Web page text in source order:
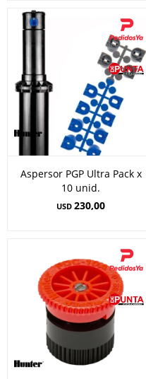
Aspersor PGP Ultra Pack x
10 unid.
USD 230,00